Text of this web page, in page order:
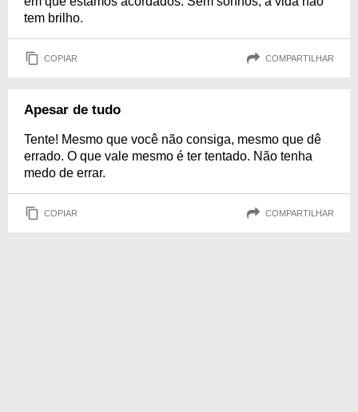
tem brilho.
COPIAR COMPARTILHAR
Apesar de tudo
Tente! Mesmo que você não consiga, mesmo que dê
errado. O que vale mesmo é ter tentado. Não tenha
medo de errar.
COPIAR COMPARTILHAR